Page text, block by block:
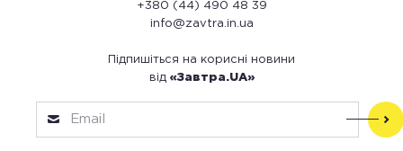
+380 (44) 490 48 39
info@zavtra.in.ua
Підпишіться на корисні новини
від «Завтра.UA»